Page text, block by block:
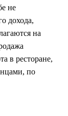
не
дохода,
на
в ресторане,
по